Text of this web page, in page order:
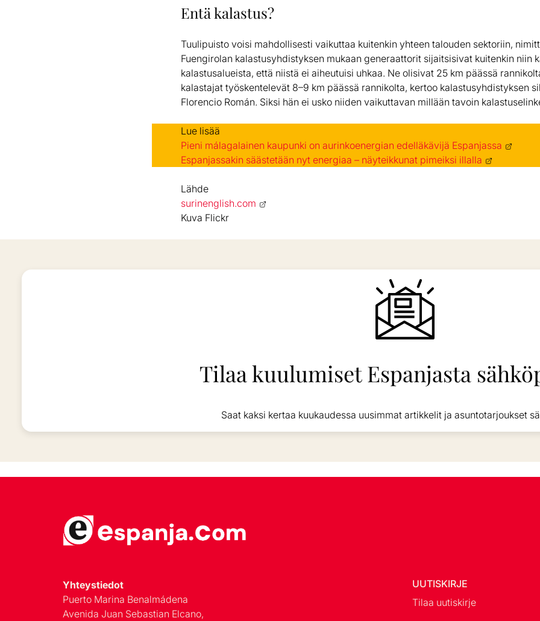
Entä kalastus?
Tuulipuisto voisi mahdollisesti vaikuttaa kuitenkin yhteen talouden sektoriin,
Fuengirolan kalastusyhdistyksen mukaan generaattorit sijaitsisivat kuitenkin niin
kalastusalueista, että niistä ei aiheutuisi uhkaa. Ne olisivat 25 km päässä
kalastajat työskentelevät 8–9 km päässä rannikolta, kertoo kalastusyhdistyksen
Florencio Román. Siksi hän ei usko niiden vaikuttavan millään tavoin
Lue lisää
Pieni málagalainen kaupunki on aurinkoenergian edelläkävijä Espanjassa
Espanjassakin säästetään nyt energiaa – näyteikkunat pimeiksi illalla
Lähde
surinenglish.com
Kuva Flickr
Tilaa kuulumiset Espanjasta
Saat kaksi kertaa kuukaudessa uusimmat artikkelit ja asuntotarjoukset
Yhteystiedot
Puerto Marina Benalmádena
Avenida Juan Sebastian Elcano,
UUTISKIRJE
Tilaa uutiskirje